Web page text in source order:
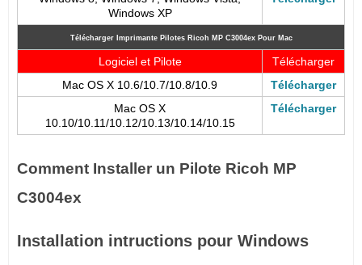
Windows XP
Télécharger Imprimante Pilotes Ricoh MP C3004ex Pour Mac
Logiciel et Pilote
Télécharger
Mac OS X 10.6/10.7/10.8/10.9
Télécharger
Mac OS X
10.10/10.11/10.12/10.13/10.14/10.15
Télécharger
Comment Installer un Pilote Ricoh MP
C3004ex
Installation intructions pour Windows